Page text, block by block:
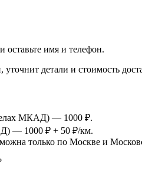
имя и телефон.
детали и стоимость
МКАД) — 1000 ₽.
— 1000 ₽ + 50 ₽/км.
только по Москве и